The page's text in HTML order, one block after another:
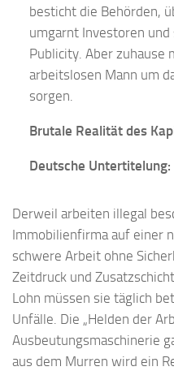
besticht die Behörden,
umgarnt Investoren
Publicity. Aber zuhause
arbeitslosen Mann um
sorgen.
Brutale Realität des
Deutsche Untertitelung:
Derweil arbeiten illegal
Immobilienfirma auf einer
schwere Arbeit ohne
Zeitdruck und
Lohn müssen sie täglich
Unfälle. Die „Helden der
Ausbeutungsmaschinerie
aus dem Murren wird ein